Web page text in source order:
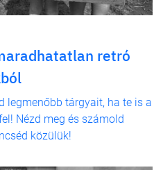
retró
legmenőbb tárgyait, ha te is a
Nézd meg és számold
közülük!